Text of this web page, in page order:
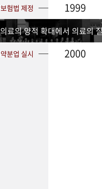
험법 제정 1999
의료의 양적 확대에서 의료의
분업 실시 2000